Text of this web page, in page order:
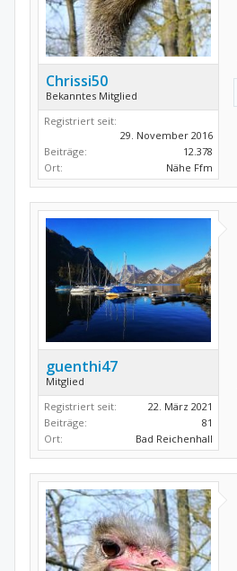
Chrissi50
Bekanntes Mitglied
Registriert seit:
29. November 2016
Beiträge:
12.378
Ort:
Nähe Ffm
guenthi47
Mitglied
Registriert seit:
22. März 2021
Beiträge:
81
Ort:
Bad Reichenhall